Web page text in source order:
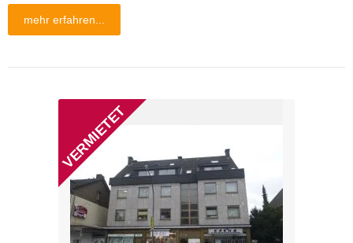
mehr erfahren...